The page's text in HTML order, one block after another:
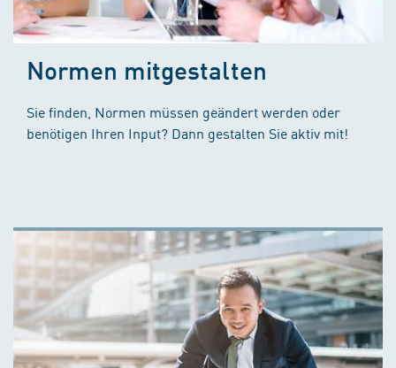
Normen mitgestalten
Sie finden, Normen müssen geändert werden oder
benötigen Ihren Input? Dann gestalten Sie aktiv mit!